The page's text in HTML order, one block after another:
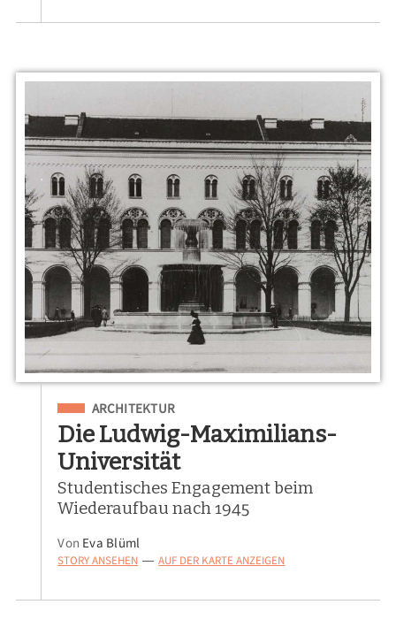
Eingeordnet unter
ARCHITEKTUR
Die Ludwig-Maximilians-
Universität
Studentisches Engagement beim
Wiederaufbau nach 1945
Von Eva Blüml
STORY ANSEHEN — AUF DER KARTE ANZEIGEN